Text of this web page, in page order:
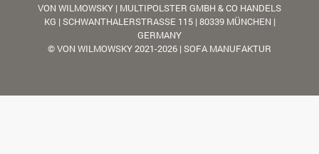
VON WILMOWSKY | MULTIPOLSTER GMBH & CO HANDELS
KG | SCHWANTHALERSTRASSE 115 | 80339 MÜNCHEN |
GERMANY
© VON WILMOWSKY 2021-2026 | SOFA MANUFAKTUR